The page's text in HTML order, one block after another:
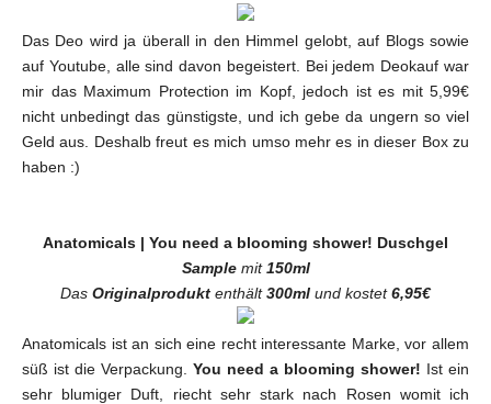
Das Deo wird ja überall in den Himmel gelobt, auf Blogs sowie
auf Youtube, alle sind davon begeistert. Bei jedem Deokauf war
mir das Maximum Protection im Kopf, jedoch ist es mit 5,99€
nicht unbedingt das günstigste, und ich gebe da ungern so viel
Geld aus. Deshalb freut es mich umso mehr es in dieser Box zu
haben :)
Anatomicals | You need a blooming shower! Duschgel
Sample mit150ml
Das Originalprodukt enthält300ml und kostet6,95€
Anatomicals ist an sich eine recht interessante Marke, vor allem
süß ist die Verpackung. You need a blooming shower! Ist ein
sehr blumiger Duft, riecht sehr stark nach Rosen womit ich